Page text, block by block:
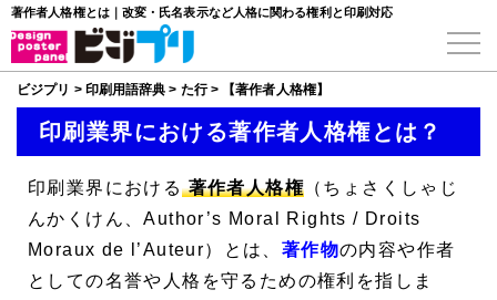
著作者人格権とは｜改変・氏名表示など人格に関わる権利と印刷対応
ビジプリ > 印刷用語辞典 > た行> 【著作者人格権】
印刷業界における著作者人格権とは？
印刷業界における著作者人格権 （ちょさくしゃじ
んかくけん、Author’s Moral Rights / Droits
Moraux de l’Auteur）とは、 著作物の内容や作者
としての名誉や人格を守るための権利を指しま